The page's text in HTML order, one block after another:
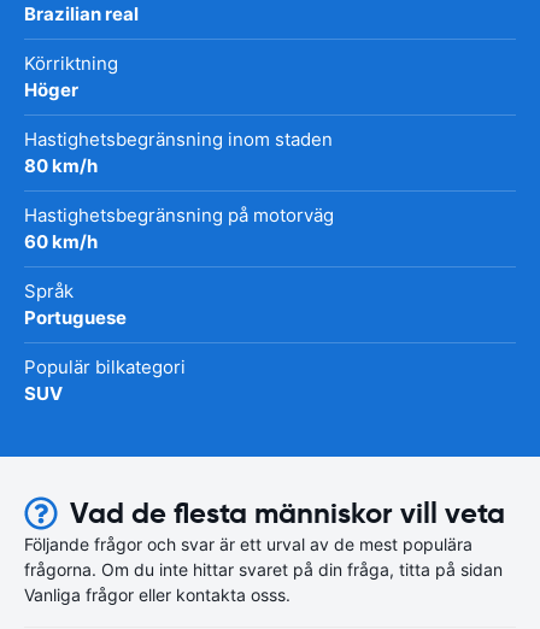
Brazilian real
Körriktning
Höger
Hastighetsbegränsning inom staden
80 km/h
Hastighetsbegränsning på motorväg
60 km/h
Språk
Portuguese
Populär bilkategori
SUV
Vad de flesta människor vill veta
Följande frågor och svar är ett urval av de mest populära
frågorna. Om du inte hittar svaret på din fråga, titta på sidan
Vanliga frågor eller kontakta osss.